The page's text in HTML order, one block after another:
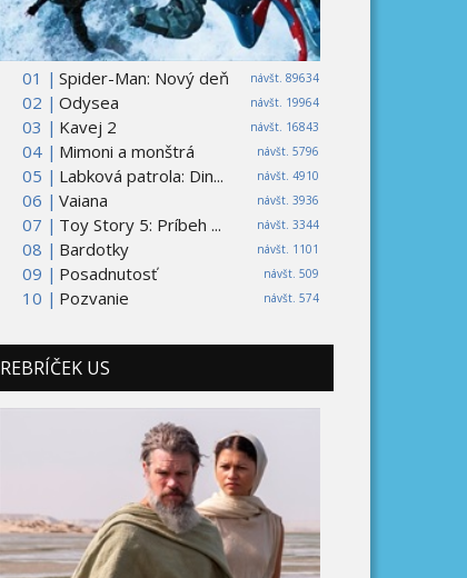
01 | návšt. 89634
Spider-Man: Nový deň
02 |
návšt. 19964
Odysea
03 |
návšt. 16843
Kavej 2
04 |
návšt. 5796
Mimoni a monštrá
05 |
návšt. 4910
Labková patrola: Din...
06 |
návšt. 3936
Vaiana
07 |
návšt. 3344
Toy Story 5: Príbeh ...
08 |
návšt. 1101
Bardotky
09 |
návšt. 509
Posadnutosť
10 |
návšt. 574
Pozvanie
REBRÍČEK US